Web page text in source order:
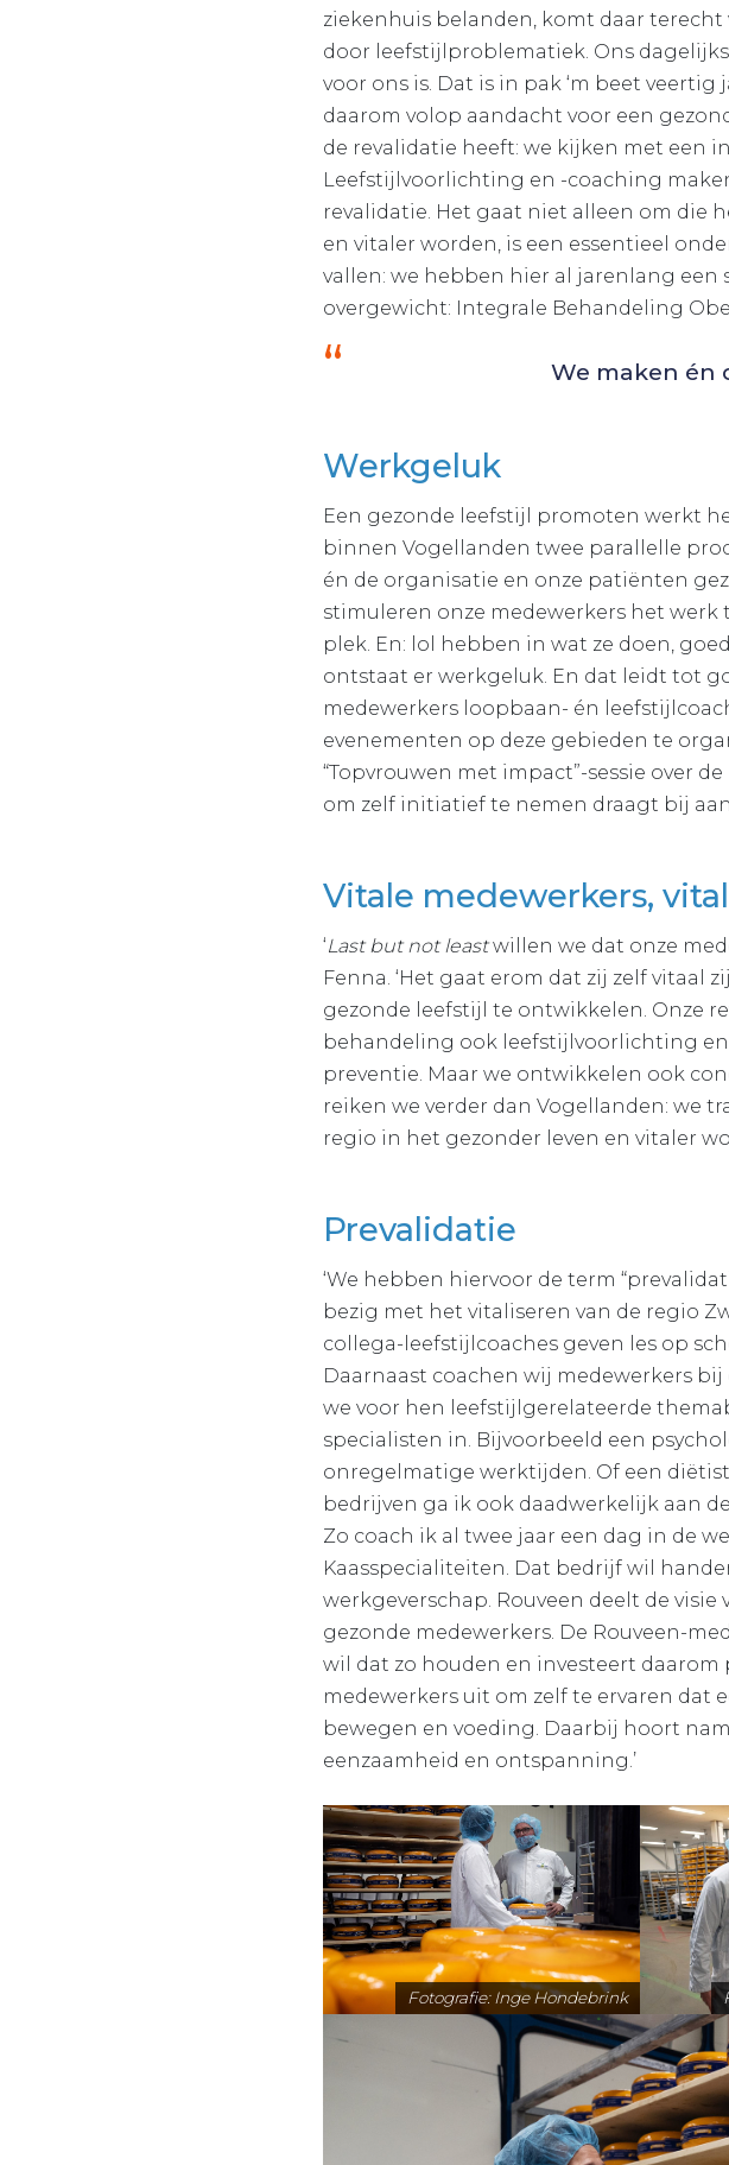
ziekenhuis belanden, komt daar
door leefstijlproblematiek. Ons
voor ons is. Dat is in pak ‘m beet
daarom volop aandacht voor een
de revalidatie heeft: we kijken met een
Leefstijlvoorlichting en -coaching
revalidatie. Het gaat niet alleen om die
en vitaler worden, is een essentieel
vallen: we hebben hier al jarenlang
overgewicht: Integrale Behandeling
We maken én
Werkgeluk
Een gezonde leefstijl promoten werkt
binnen Vogellanden twee parallelle
én de organisatie en onze patiënten
stimuleren onze medewerkers het
plek. En: lol hebben in wat ze doen,
ontstaat er werkgeluk. En dat leidt tot
medewerkers loopbaan- én
evenementen op deze gebieden te
“Topvrouwen met impact”-sessie over
om zelf initiatief te nemen draagt bij aan
Vitale medewerkers,
‘Last but not leastwillen we dat onze
Fenna. ‘Het gaat erom dat zij zelf
gezonde leefstijl te ontwikkelen. Onze
behandeling ook leefstijlvoorlichting
preventie. Maar we ontwikkelen ook
reiken we verder dan Vogellanden: we
regio in het gezonder leven en vitaler
Prevalidatie
‘We hebben hiervoor de term
bezig met het vitaliseren van de regio
collega-leefstijlcoaches geven les op
Daarnaast coachen wij medewerkers
we voor hen leefstijlgerelateerde
specialisten in. Bijvoorbeeld een
onregelmatige werktijden. Of een
bedrijven ga ik ook daadwerkelijk aan
Zo coach ik al twee jaar een dag in de
Kaasspecialiteiten. Dat bedrijf wil
werkgeverschap. Rouveen deelt de
gezonde medewerkers. De Rouveen-
wil dat zo houden en investeert
medewerkers uit om zelf te ervaren dat
bewegen en voeding. Daarbij hoort
eenzaamheid en ontspanning.’
Fotografie: Inge Hondebrink